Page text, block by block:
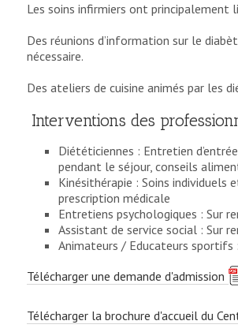
Les soins infirmiers ont principalement
Des réunions d’information sur le
nécessaire.
Des ateliers de cuisine animés par les
Interventions des
Diététiciennes : Entretien
pendant le séjour, conseils
Kinésithérapie : Soins individuels
prescription médicale
Entretiens psychologiques : Sur
Assistant de service social : Sur
Animateurs / Educateurs sportifs
Télécharger une demande d'admission
Télécharger la brochure d'accueil du